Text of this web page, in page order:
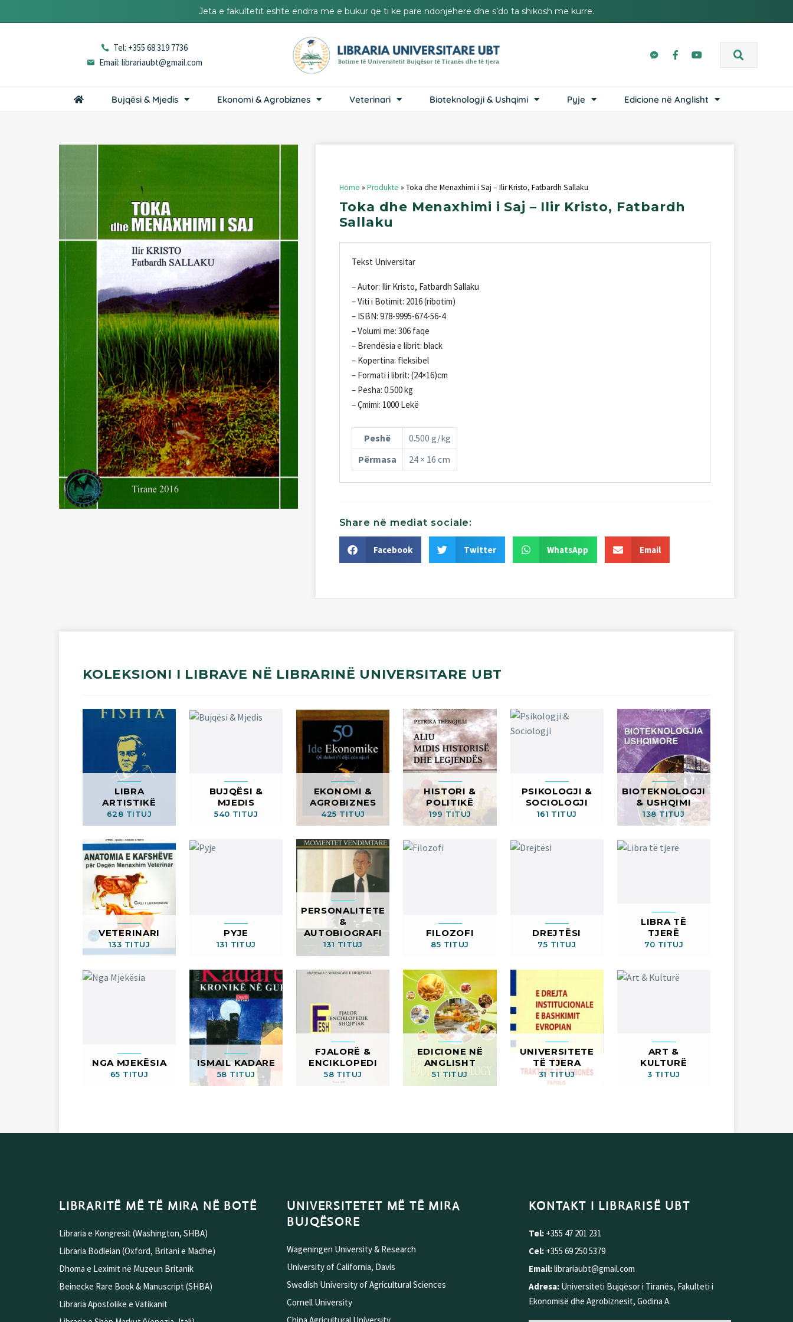
Jeta e fakultetit është ëndrra më e bukur që ti ke parë ndonjëherë dhe s’do ta shikosh më kurrë.
Tel: +355 68 319 7736
Email: librariaubt@gmail.com
Bujqësi & Mjedis Ekonomi & Agrobiznes Veterinari Bioteknologji & Ushqimi Pyje Edicione në Anglisht
Home » Produkte » Toka dhe Menaxhimi i Saj – Ilir Kristo, Fatbardh Sallaku
Toka dhe Menaxhimi i Saj – Ilir Kristo, Fatbardh
Sallaku
Tekst Universitar
– Autor: Ilir Kristo, Fatbardh Sallaku
– Viti i Botimit: 2016 (ribotim)
– ISBN: 978-9995-674-56-4
– Volumi me: 306 faqe
– Brendësia e librit: black
– Kopertina: fleksibel
– Formati i librit: (24×16)cm
– Pesha: 0.500 kg
– Çmimi: 1000 Lekë
Peshë
0.500 g/kg
Përmasa
24 × 16 cm
Share në mediat sociale:
Facebook Twitter WhatsApp Email
KOLEKSIONI I LIBRAVE NË LIBRARINË UNIVERSITARE UBT
LIBRA
ARTISTIKË
628 TITUJ
BUJQËSI &
MJEDIS
540 TITUJ
EKONOMI &
AGROBIZNES
425 TITUJ
HISTORI &
POLITIKË
199 TITUJ
PSIKOLOGJI &
SOCIOLOGJI
161 TITUJ
BIOTEKNOLOGJI
& USHQIMI
138 TITUJ
VETERINARI
133 TITUJ
PYJE
131 TITUJ
PERSONALITETE
&
AUTOBIOGRAFI
131 TITUJ
FILOZOFI
85 TITUJ
DREJTËSI
75 TITUJ
LIBRA TË
TJERË
70 TITUJ
NGA MJEKËSIA
65 TITUJ
ISMAIL KADARE
58 TITUJ
FJALORË &
ENCIKLOPEDI
58 TITUJ
EDICIONE NË
ANGLISHT
51 TITUJ
UNIVERSITETE
TË TJERA
31 TITUJ
ART &
KULTURË
3 TITUJ
LIBRARITË MË TË MIRA NË BOTË
Libraria e Kongresit (Washington, SHBA)
Libraria Bodleian (Oxford, Britani e Madhe)
Dhoma e Leximit në Muzeun Britanik
Beinecke Rare Book & Manuscript (SHBA)
Libraria Apostolike e Vatikanit
UNIVERSITETET MË TË MIRA
BUJQËSORE
Wageningen University & Research
University of California, Davis
Swedish University of Agricultural Sciences
Cornell University
KONTAKT I LIBRARISË UBT
Tel: +355 47 201 231
Cel: +355 69 250 5379
Email:librariaubt@gmail.com
Adresa: Universiteti Bujqësor i Tiranës, Fakulteti i
Ekonomisë dhe Agrobiznesit, Godina A.